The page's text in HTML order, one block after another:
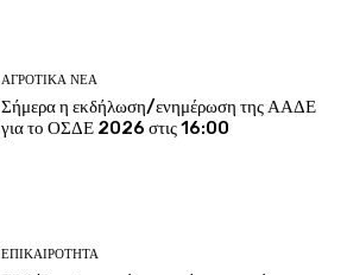
ΑΓΡΟΤΙΚΆ ΝΈΑ
Σήμερα η εκδήλωση/ενημέρωση της ΑΑΔΕ
για το ΟΣΔΕ 2026 στις 16:00
ΕΠΙΚΑΙΡΌΤΗΤΑ